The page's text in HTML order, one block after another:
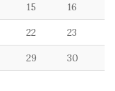
15 16
22 23
29 30